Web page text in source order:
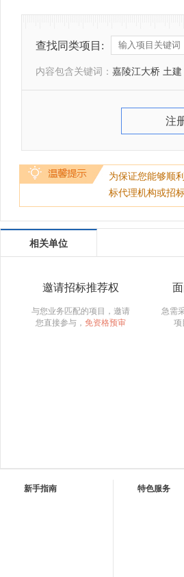
查找同类项目:
内容包含关键词： 嘉陵江大桥 土建
注
为保证您能够顺
标代理机构或招
相关单位
邀请招标推荐权
与您业务匹配的项目，邀请
您直接参与， 免资格预审
急需
项
新手指南 特色服务